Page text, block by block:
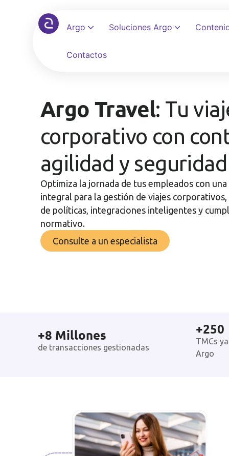
Argo Soluciones Argo
Contactos
Argo Travel: Tu
corporativo con
agilidad y seguridad
Optimiza la jornada de tus empleados con
integral para la gestión de viajes
de políticas, integraciones inteligentes y
normativo.
Consulte a un especialista
+8 Millones
de transacciones gestionadas
+250
TMCs
Argo